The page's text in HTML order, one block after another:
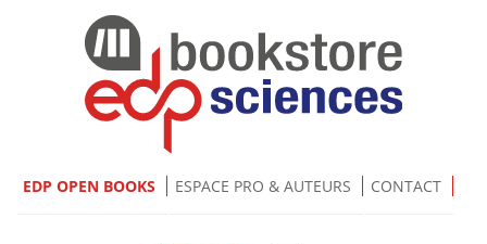
EDP OPEN BOOKS ESPACE PRO & AUTEURS CONTACT